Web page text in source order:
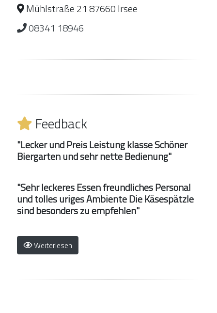
Mühlstraße 21 87660 Irsee
08341 18946
Feedback
"Lecker und Preis Leistung klasse Schöner
Biergarten und sehr nette Bedienung"
"Sehr leckeres Essen freundliches Personal
und tolles uriges Ambiente Die Käsespätzle
sind besonders zu empfehlen"
Weiterlesen